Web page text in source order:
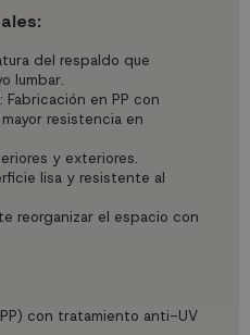
del respaldo que
lumbar.
en PP con
resistencia en
y exteriores.
lisa y resistente al
reorganizar el espacio con
con tratamiento anti-UV